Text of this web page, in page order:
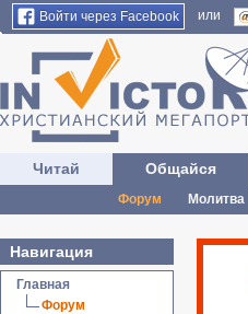
Войти через Facebook или
Читай Общайся
Форум Молитва
Навигация
Главная
Форум